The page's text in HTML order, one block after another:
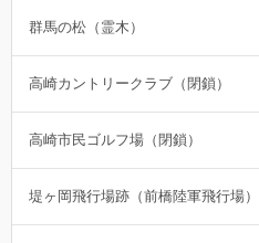
群馬の松（霊木）
高崎カントリークラブ（閉鎖）
高崎市民ゴルフ場（閉鎖）
堤ヶ岡飛行場跡（前橋陸軍飛行場）